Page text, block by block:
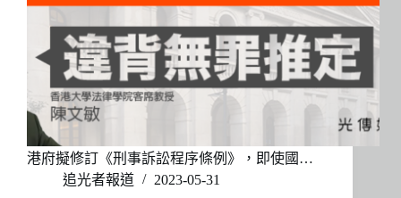
港府擬修訂《刑事訴訟程序條例》，即使國…
追光者報道
2023-05-31